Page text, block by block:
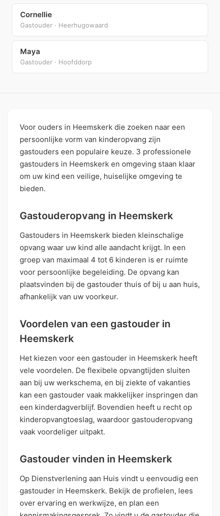
Cornellie
Gastouder · Heerhugowaard
Maya
Gastouder · Hoofddorp
Voor ouders in Heemskerk die zoeken naar een
persoonlijke vorm van kinderopvang zijn
gastouders een populaire keuze. 3 professionele
gastouders in Heemskerk en omgeving staan klaar
om uw kind een veilige, huiselijke omgeving te
bieden.
Gastouderopvang in Heemskerk
Gastouders in Heemskerk bieden kleinschalige
opvang waar uw kind alle aandacht krijgt. In een
groep van maximaal 4 tot 6 kinderen is er ruimte
voor persoonlijke begeleiding. De opvang kan
plaatsvinden bij de gastouder thuis of bij u aan huis,
afhankelijk van uw voorkeur.
Voordelen van een gastouder in
Heemskerk
Het kiezen voor een gastouder in Heemskerk heeft
vele voordelen. De flexibele opvangtijden sluiten
aan bij uw werkschema, en bij ziekte of vakanties
kan een gastouder vaak makkelijker inspringen dan
een kinderdagverblijf. Bovendien heeft u recht op
kinderopvangtoeslag, waardoor gastouderopvang
vaak voordeliger uitpakt.
Gastouder vinden in Heemskerk
Op Dienstverlening aan Huis vindt u eenvoudig een
gastouder in Heemskerk. Bekijk de profielen, lees
over ervaring en werkwijze, en plan een